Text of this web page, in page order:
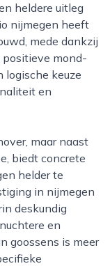
heldere uitleg
nijmegen heeft
mede dankzij
mond-
logische keuze
en
biedt concrete
helder te
in nijmegen
deskundig
en
goossens is meer